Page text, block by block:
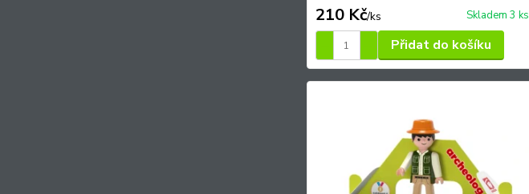
210 Kč/ks Skladem 3 ks
Přidat do košíku